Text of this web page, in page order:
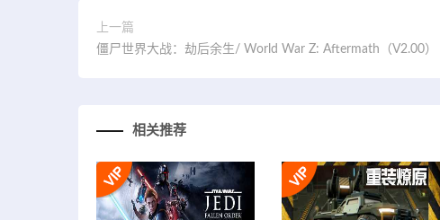
上一篇
僵尸世界大战：劫后余生/ World War Z: Aftermath（V2.00）
相关推荐